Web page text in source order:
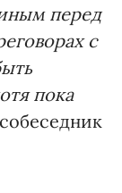
перед
с
пока